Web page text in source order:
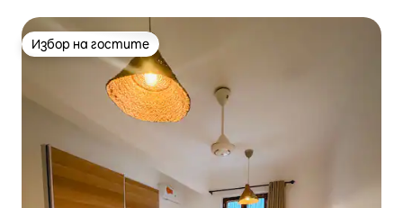
Избор на гостите
Избор на гостите